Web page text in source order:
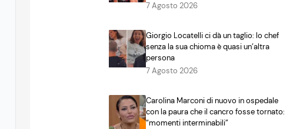
7 Agosto 2026
Giorgio Locatelli ci dà un taglio: lo chef
senza la sua chioma è quasi un’altra
persona
7 Agosto 2026
Carolina Marconi di nuovo in ospedale
con la paura che il cancro fosse tornato:
“momenti interminabili”